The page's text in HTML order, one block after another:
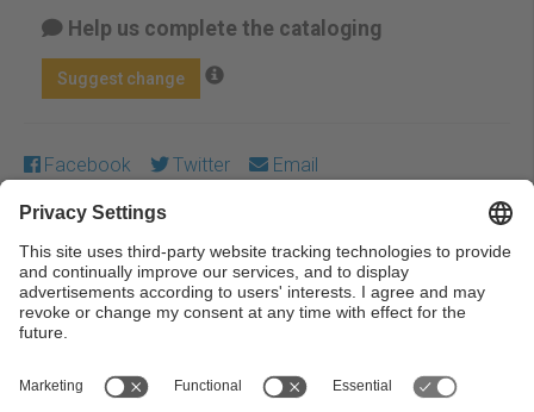
Help us complete the cataloging
Suggest change
Facebook Twitter Email
Except where otherwise noted, content on this work is
licensed under a Creative Commons license:Attribution-
NonCommercial-NoDerivs 4.0 Generic